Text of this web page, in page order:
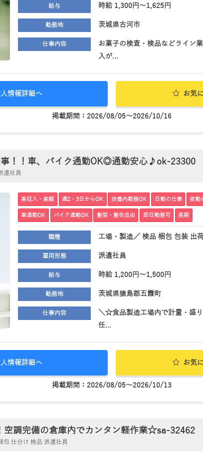
給与 時給 1,300円～1,625円
勤務地 茨城県古河市
仕事内容
お菓子の検査・検品などライン
入が...
情報詳細へ お気
掲載期間：2026/08/05～2026/10/16
！！車、バイク通勤OK◎通勤安心♪ok-23300
遣社員
高収入・高額 週2・3日からOK 扶養内勤務OK 日勤の仕事 夜勤
車通勤OK バイク通勤OK 髪型・髪色自由 即日勤務可 長期
職種 工場・製造／ 検品 梱包 包装 出
雇用形態 派遣社員
給与 時給 1,200円～1,500円
勤務地 茨城県猿島郡五霞町
仕事内容
＼☆食品製造工場内で計量・盛
任...
情報詳細へ お気
掲載期間：2026/08/05～2026/10/13
調完備の倉庫内でカンタン軽作業☆sa-32462
仕分け 検品 派遣社員